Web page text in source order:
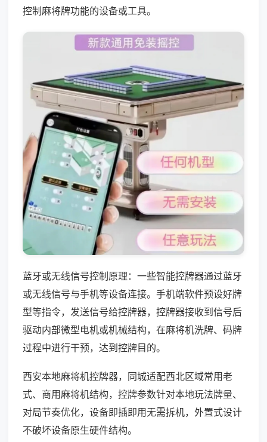
控制麻将牌功能的设备或工具。
蓝牙或无线信号控制原理：一些智能控牌器通过蓝牙
或无线信号与手机等设备连接。手机端软件预设好牌
型等指令，发送信号给控牌器，控牌器接收到信号后
驱动内部微型电机或机械结构，在麻将机洗牌、码牌
过程中进行干预，达到控牌目的。
西安本地麻将机控牌器，同城适配西北区域常用老
式、商用麻将机结构，控牌参数针对本地玩法牌量、
对局节奏优化，设备即插即用无需拆机，外置式设计
不破坏设备原生硬件结构。